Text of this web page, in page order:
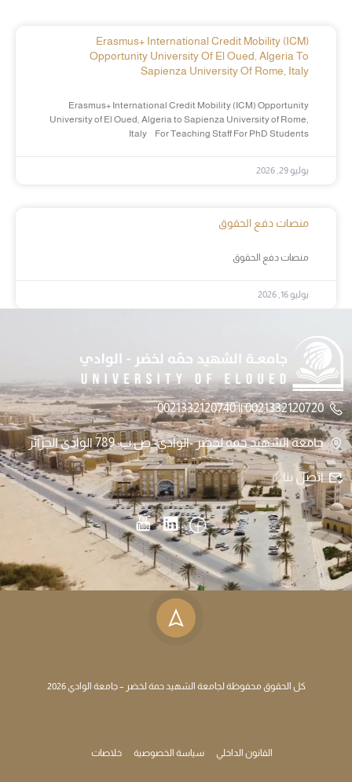
Erasmus+ International Credit Mobility (ICM)
Opportunity University Of El Oued, Algeria To
Sapienza University Of Rome, Italy
Erasmus+ International Credit Mobility (ICM) Opportunity
University of El Oued, Algeria to Sapienza University of Rome,
Italy For Teaching Staff For PhD Students
يوليو 29, 2026
منصات دفع الحقوق
منصات دفع الحقوق
يوليو 16, 2026
0021332120720 || 0021332120740
جامعة الشهيد حمه لخضر -الوادي- ص.ب: 789 الوادي الجزائر
اتصل بنا
كل الحقوق محفوظة لجامعة الشهيد حمة لخضر – جامعة الوادي 2026
القانون الداخلي سياسة الخصوصية خلاصات